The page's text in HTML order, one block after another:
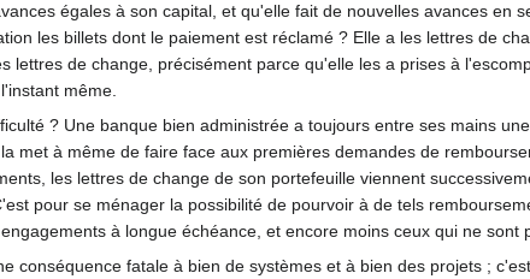
égales à son capital, et qu'elle fait de nouvelles avances en
les billets dont le paiement est réclamé ? Elle a les lettres de
lettres de change, précisément parce qu'elle les a prises à
même.
? Une banque bien administrée a toujours entre ses mains
met à même de faire face aux premières demandes de
les lettres de change de son portefeuille viennent
pour se ménager la possibilité de pourvoir à de tels
à longue échéance, et encore moins ceux qui ne sont
conséquence fatale à bien de systèmes et à bien des projets ;